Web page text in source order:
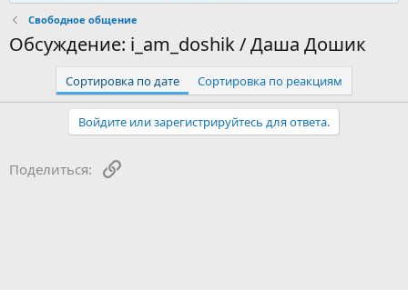
Свободное общение
Обсуждение: i_am_doshik / Даша Дошик
Сортировка по дате Сортировка по реакциям
Войдите или зарегистрируйтесь для ответа.
Поделиться: Ссылка